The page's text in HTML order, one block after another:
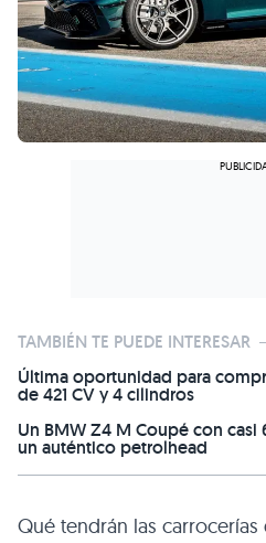
TAMBIÉN TE PUEDE INTERESAR
Última oportunidad para
de 421 CV y 4 cilindros
Un BMW Z4 M Coupé con
un auténtico petrolhead
Qué tendrán las carrocerías